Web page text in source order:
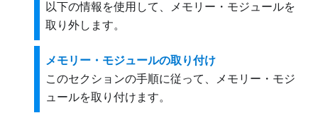
以下の情報を使用して、メモリー・モジュールを
取り外します。
メモリー・モジュールの取り付け
このセクションの手順に従って、メモリー・モジ
ュールを取り付けます。